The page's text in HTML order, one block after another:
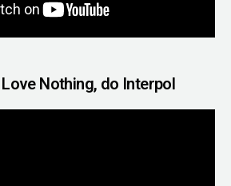
Nothing, do Interpol